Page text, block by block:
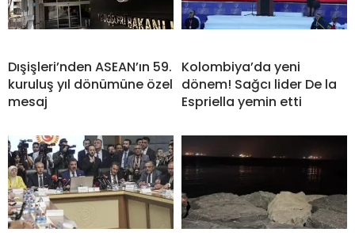
Dışişleri’nden ASEAN’ın 59.
kuruluş yıl dönümüne özel
mesaj
Kolombiya’da yeni
dönem! Sağcı lider De la
Espriella yemin etti